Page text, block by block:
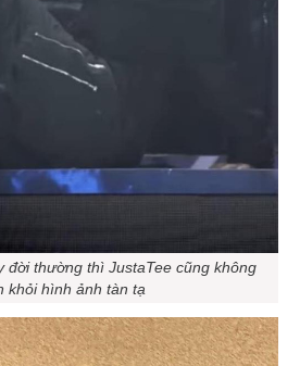
đời thường thì JustaTee cũng không
khỏi hình ảnh tàn tạ